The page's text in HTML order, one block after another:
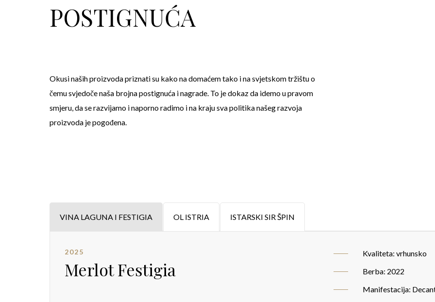
POSTIGNUĆA
Okusi naših proizvoda priznati su kako na domaćem tako i na svjetskom tržištu o
čemu svjedoče naša brojna postignuća i nagrade. To je dokaz da idemo u pravom
smjeru, da se razvijamo i naporno radimo i na kraju sva politika našeg razvoja
proizvoda je pogođena.
VINA LAGUNA I FESTIGIA OL ISTRIA ISTARSKI SIR ŠPIN
2025
Merlot Festigia
Kvaliteta: vrhunsko
Berba: 2022
Manifestacija: